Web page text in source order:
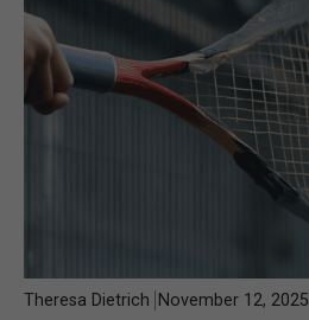
Theresa Dietrich November 12, 2025